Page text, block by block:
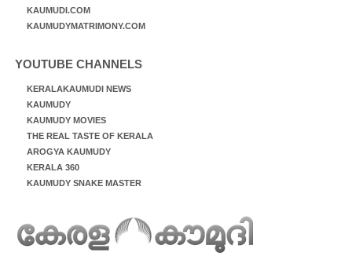
KAUMUDI.COM
KAUMUDYMATRIMONY.COM
YOUTUBE CHANNELS
KERALAKAUMUDI NEWS
KAUMUDY
KAUMUDY MOVIES
THE REAL TASTE OF KERALA
AROGYA KAUMUDY
KERALA 360
KAUMUDY SNAKE MASTER